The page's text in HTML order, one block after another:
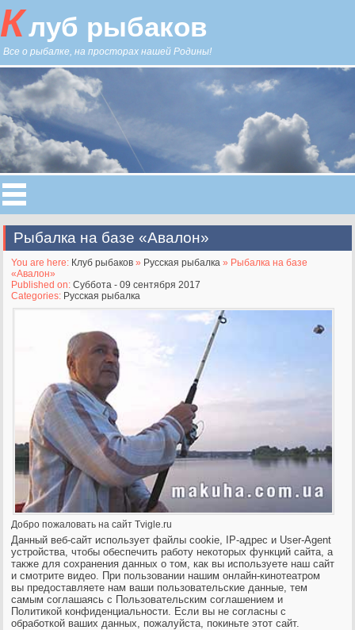
Клуб рыбаков
Все о рыбалке, на просторах нашей Родины!
Рыбалка на базе «Авалон»
You are here: Клуб рыбаков » Русская рыбалка » Рыбалка на базе
«Авалон»
Published on:Суббота - 09 сентября 2017
Categories: Русская рыбалка
Добро пожаловать на сайт Tvigle.ru
Данный веб-сайт использует файлы cookie, IP-адрес и User-Agent
устройства, чтобы обеспечить работу некоторых функций сайта, а
также для сохранения данных о том, как вы используете наш сайт
и смотрите видео. При пользовании нашим онлайн-кинотеатром
вы предоставляете нам ваши пользовательские данные, тем
самым соглашаясь с Пользовательским соглашением и
Политикой конфиденциальности. Если вы не согласны с
обработкой ваших данных, пожалуйста, покиньте этот сайт.